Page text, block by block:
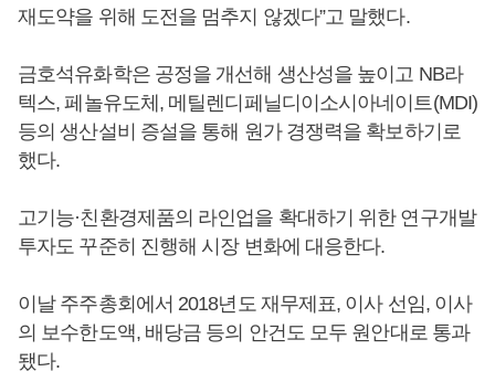
재도약을 위해 도전을 멈추지 않겠다”고 말했다.
금호석유화학은 공정을 개선해 생산성을 높이고 NB라
텍스, 페놀유도체, 메틸렌디페닐디이소시아네이트(MDI)
등의 생산설비 증설을 통해 원가 경쟁력을 확보하기로
했다.
고기능·친환경제품의 라인업을 확대하기 위한 연구개발
투자도 꾸준히 진행해 시장 변화에 대응한다.
이날 주주총회에서 2018년도 재무제표, 이사 선임, 이사
의 보수한도액, 배당금 등의 안건도 모두 원안대로 통과
됐다.